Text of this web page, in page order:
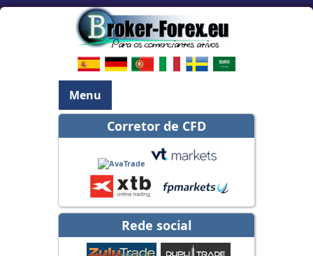
Menu
Corretor de CFD
Rede social